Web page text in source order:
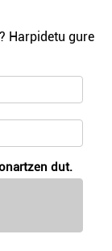
Harpidetu gure
dut.